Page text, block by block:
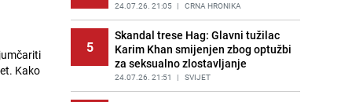
Kako
Preminula Lejla Muhić (39),
sugrađani u nevjerici
PRIJE 2 DANA | BOSNA I HERCEGOVINA
Borba trajala satima: Pogledajte
'grdosiju' od skoro tri metra koju su
braća izvukla iz mora
24.07.26. 21:05 | CRNA HRONIKA
5
Skandal trese Hag: Glavni tužilac
Karim Khan smijenjen zbog optužbi
za seksualno zlostavljanje
24.07.26. 21:51 | SVIJET